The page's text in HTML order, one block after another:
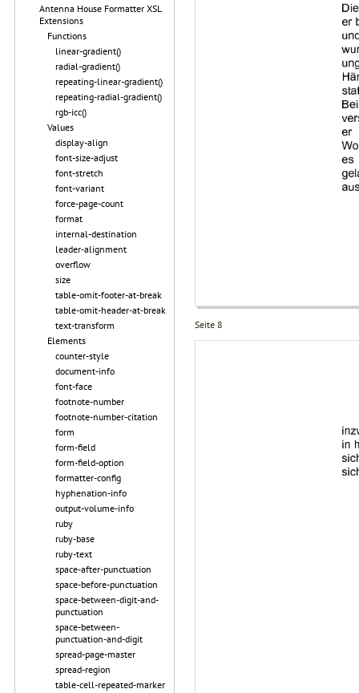
Antenna House Formatter XSL
Extensions
Functions
linear-gradient()
radial-gradient()
repeating-linear-gradient()
repeating-radial-gradient()
rgb-icc()
Values
display-align
font-size-adjust
font-stretch
font-variant
force-page-count
format
internal-destination
leader-alignment
overflow
size
table-omit-footer-at-break
table-omit-header-at-break
text-transform
Elements
counter-style
document-info
font-face
footnote-number
footnote-number-citation
form
form-field
form-field-option
formatter-config
hyphenation-info
output-volume-info
ruby
ruby-base
ruby-text
space-after-punctuation
space-before-punctuation
space-between-digit-and-
punctuation
space-between-
punctuation-and-digit
spread-page-master
spread-region
table-cell-repeated-marker
Seite 8